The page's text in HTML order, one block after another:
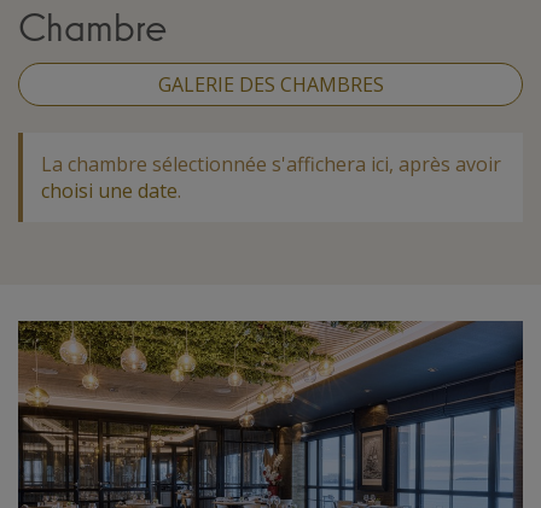
Chambre
GALERIE DES CHAMBRES
La chambre sélectionnée s'affichera ici, après avoir
choisi une date.